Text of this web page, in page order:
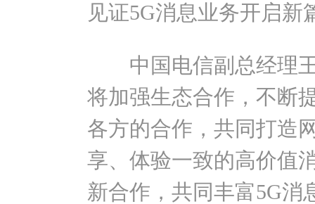
见证5G消息业务开启新
中国电信副总经理王
将加强生态合作，不断
各方的合作，共同打造
享、体验一致的高价值
新合作，共同丰富5G消